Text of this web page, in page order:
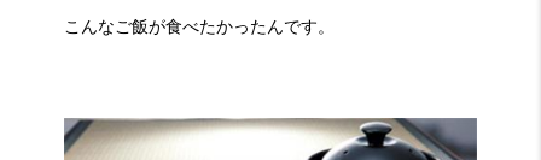
こんなご飯が食べたかったんです。